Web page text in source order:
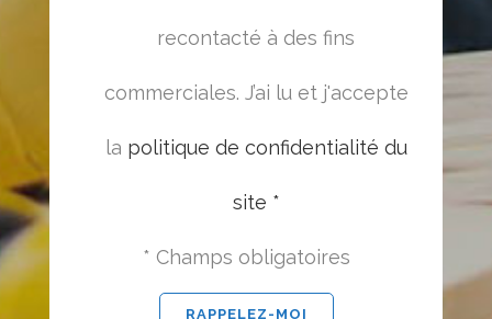
recontacté à des fins
commerciales. J’ai lu et j'accepte
la politique de confidentialité du
site *
* Champs obligatoires